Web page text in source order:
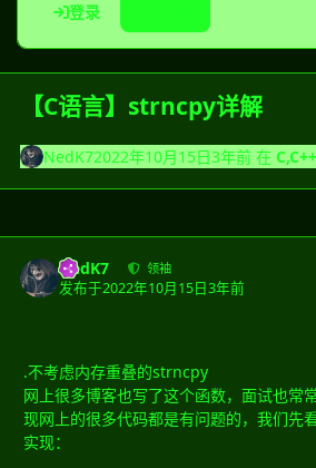
登录
【C语言】strncpy详解
NedK72022年10月15日3年前 在
NedK7 领袖
发布于2022年10月15日3年前
.不考虑内存重叠的strncpy
网上很多博客也写了这个函数，面试也常
现网上的很多代码都是有问题的，我们先
实现：